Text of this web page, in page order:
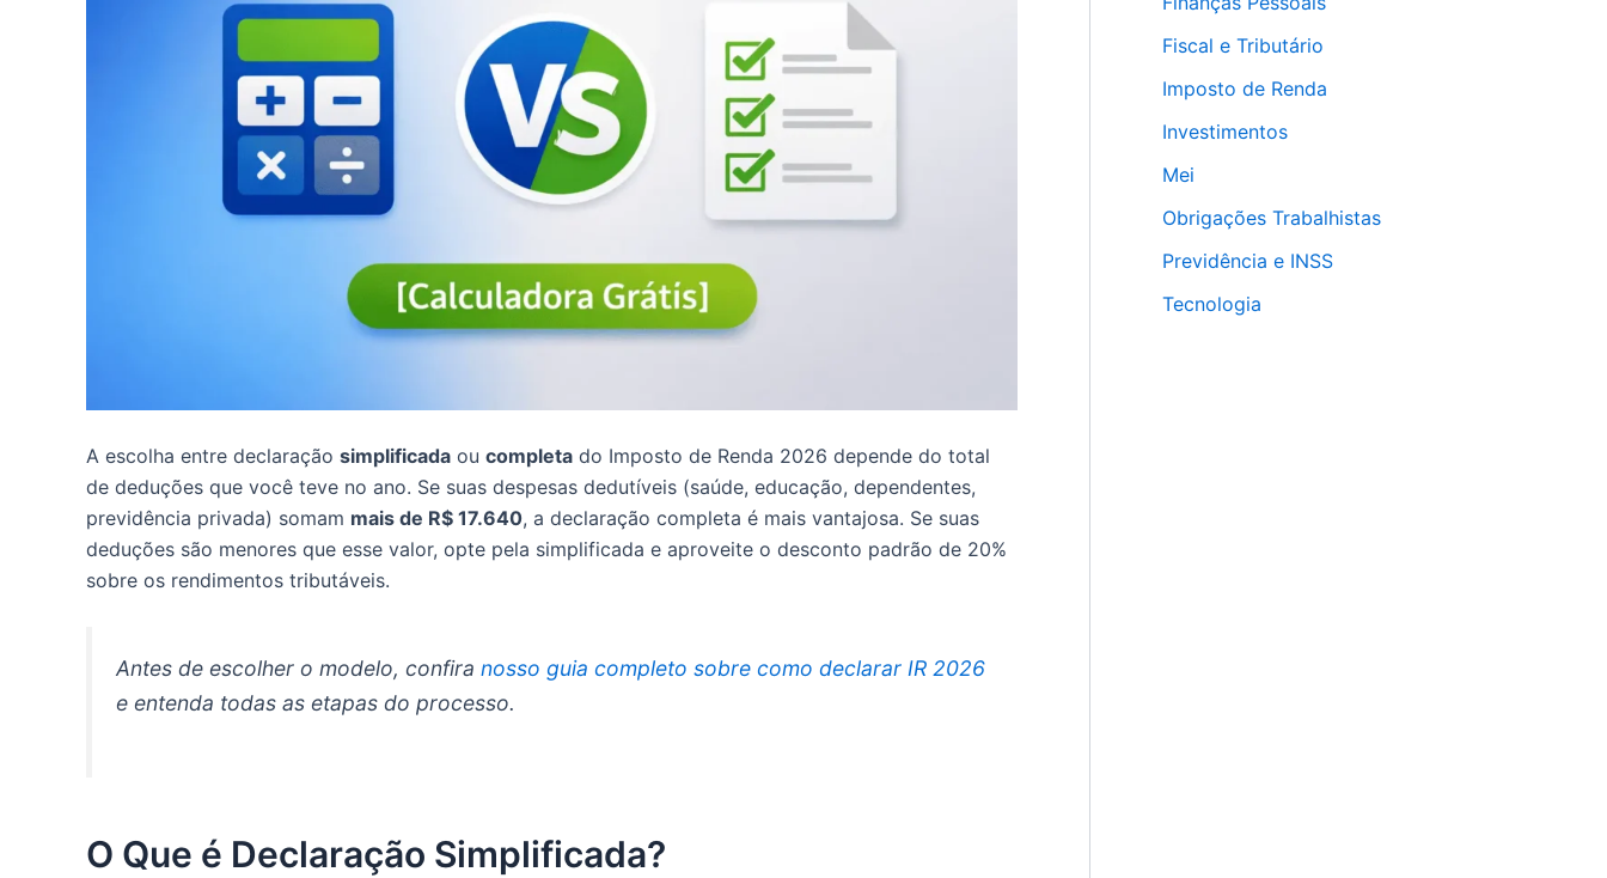
A escolha entre declaração simplificada ou completa do Imposto de Renda 2026 depende do total
de deduções que você teve no ano. Se suas despesas dedutíveis (saúde, educação, dependentes,
previdência privada) somam mais de R$ 17.640, a declaração completa é mais vantajosa. Se suas
deduções são menores que esse valor, opte pela simplificada e aproveite o desconto padrão de 20%
sobre os rendimentos tributáveis.
Antes de escolher o modelo, confira nosso guia completo sobre como declarar IR 2026
e entenda todas as etapas do processo.
O Que é Declaração Simplificada?
Fiscal e Tributário
Imposto de Renda
Investimentos
Mei
Obrigações Trabalhistas
Previdência e INSS
Tecnologia